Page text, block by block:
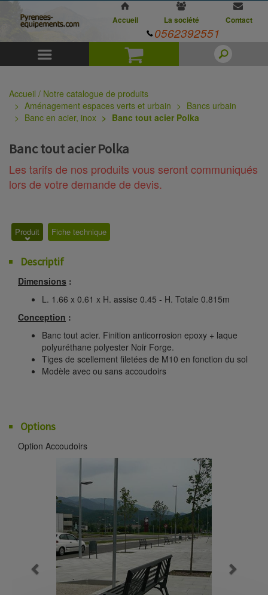
Panier
Accueil La société Contact
0562392551
Accueil / Notre catalogue de produits
Aménagement espaces verts et urbain
Bancs urbain
Banc en acier, inox
Banc tout acier Polka
Banc tout acier Polka
Les tarifs de nos produits vous seront communiqués
lors de votre demande de devis.
Produit Fiche technique
Descriptif
Dimensions :
L. 1.66 x 0.61 x H. assise 0.45 - H. Totale 0.815m
Conception :
Banc tout acier. Finition anticorrosion epoxy + laque
polyuréthane polyester Noir Forge.
Tiges de scellement filetées de M10 en fonction du sol
Modèle avec ou sans accoudoirs
Options
Option Accoudoirs
Previous